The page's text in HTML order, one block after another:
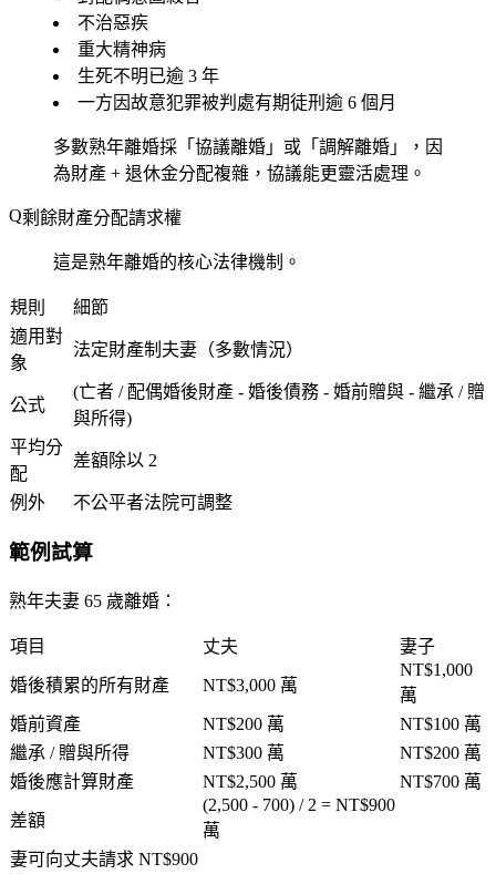
不治惡疾
重大精神病
生死不明已逾 3 年
一方因故意犯罪被判處有期徒刑逾 6 個月
多數熟年離婚採「協議離婚」或「調解離婚」，因
為財產 + 退休金分配複雜，協議能更靈活處理。
剩餘財產分配請求權
這是熟年離婚的核心法律機制。
規則
細節
適用對
象
法定財產制夫妻（多數情況）
公式
(亡者 / 配偶婚後財產 - 婚後債務 - 婚前贈與 - 繼承 / 贈
與所得)
平均分
配
差額除以 2
例外 不公平者法院可調整
範例試算
熟年夫妻 65 歲離婚：
項目 丈夫 妻子
婚後積累的所有財產 NT$3,000 萬
NT$1,000
萬
婚前資產
NT$200 萬
NT$100 萬
繼承 / 贈與所得
NT$300 萬
NT$200 萬
婚後應計算財產
NT$2,500 萬 NT$700 萬
差額
(2,500 - 700) / 2 = NT$900
萬
妻可向丈夫請求 NT$900